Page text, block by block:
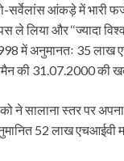
आंकड़े में भारी
लिया और ‘‘ज्यादा
में अनुमानतः 35 लाख
की 31.07.2000 की
ने सालाना स्तर पर
52 लाख एचआईवी